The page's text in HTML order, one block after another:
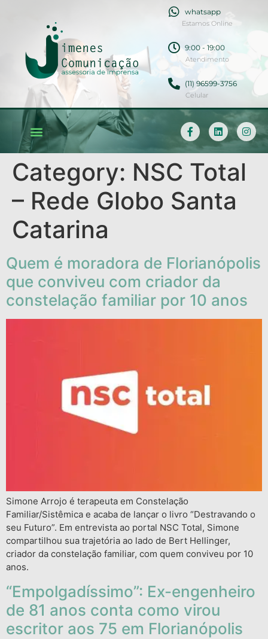
whatsapp
Estamos Online
9:00 - 19:00
Atendimento
(11) 96599-3756
Celular
Category: NSC Total
– Rede Globo Santa
Catarina
Quem é moradora de Florianópolis
que conviveu com criador da
constelação familiar por 10 anos
Simone Arrojo é terapeuta em Constelação
Familiar/Sistêmica e acaba de lançar o livro “Destravando o
seu Futuro”. Em entrevista ao portal NSC Total, Simone
compartilhou sua trajetória ao lado de Bert Hellinger,
criador da constelação familiar, com quem conviveu por 10
anos.
“Empolgadíssimo”: Ex-engenheiro
de 81 anos conta como virou
escritor aos 75 em Florianópolis